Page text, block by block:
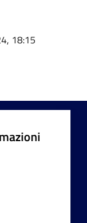
18:15